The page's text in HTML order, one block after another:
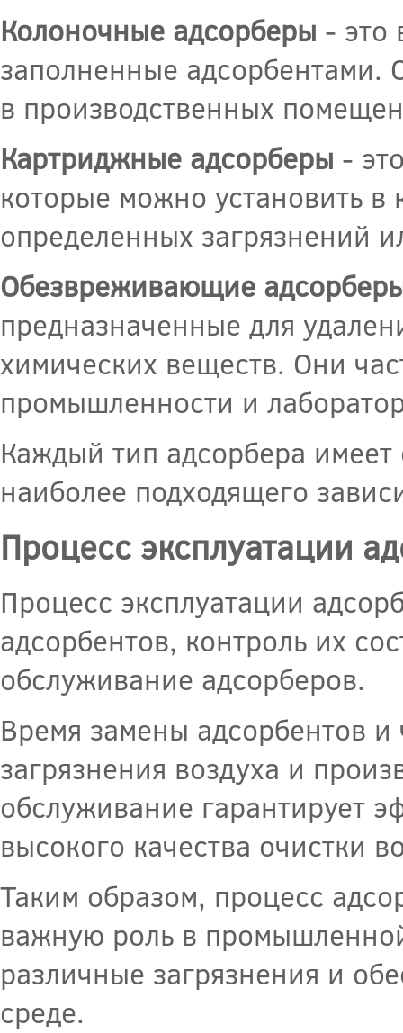
Колоночные адсорберы - это
заполненные адсорбентами.
в производственных
Картриджные адсорберы -
которые можно установить в
определенных загрязнений
Обезвреживающие
предназначенные для
химических веществ. Они
промышленности и
Каждый тип адсорбера
наиболее подходящего
Процесс эксплуатации
Процесс эксплуатации
адсорбентов, контроль их
обслуживание адсорберов.
Время замены адсорбентов и
загрязнения воздуха и
обслуживание гарантирует
высокого качества очистки
Таким образом, процесс
важную роль в
различные загрязнения и
среде.